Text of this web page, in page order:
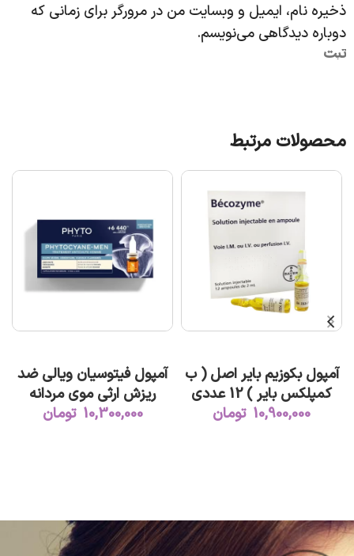
ذخیره نام، ایمیل و وبسایت من در مرورگر برای زمانی که
دوباره دیدگاهی می‌نویسم.
محصولات مرتبط
آمپول بکوزیم بایر اصل ( ب
کمپلکس بایر ) 12 عددی
10,900,000 تومان
آمپول فیتوسیان ویالی ضد
ریزش ارثی موی مردانه
10,300,000 تومان